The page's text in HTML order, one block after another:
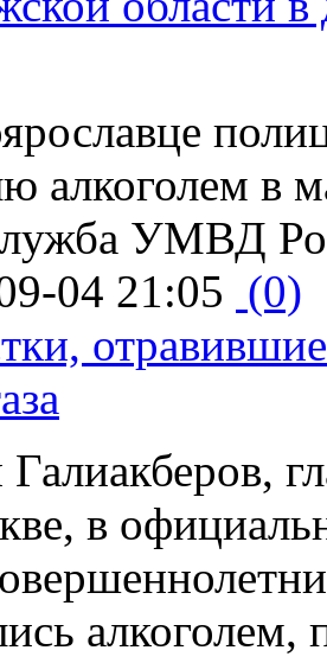
алкоголем в
УМВД
04 21:05 (0)
Галиакберов,
в